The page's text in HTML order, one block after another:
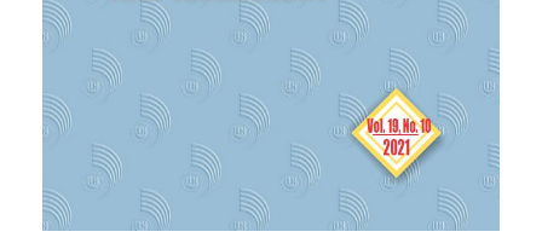
Addo Addo Missama, Analysis of factors
affecting Foreign Direct Investment flows into
Agricultural sector in Tanzania, Sokoine university
of Agricultural, 2010.
Dadson Awunyo Vitor & Ruby Adjoa Sackey,
“Agricultural sector foreign direct investment and
economic growth in Ghana”, Journal of Innovation
and Entrepreneurship, No 7, 2018, pp.15.
[11]Christine Husmann & Zaneta Kubik, Foreign